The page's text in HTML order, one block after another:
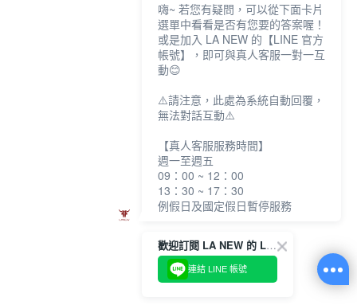
歡迎訂閱 LA NEW 的 LINE 官方帳號
連結 LINE 帳號
嗨~ 若您有疑問，可以從下面卡片
選單中看看是否有您要的答案喔！
或是加入 LA NEW 的【LINE 官方
帳號】，即可與真人客服一對一互
動😊
⚠️請注意，此處為系統自動回覆，
無法對話互動⚠️
【真人客服服務時間】
週一至週五
09：00 ~ 12：00
13：30 ~ 17：30
例假日及國定假日暫停服務